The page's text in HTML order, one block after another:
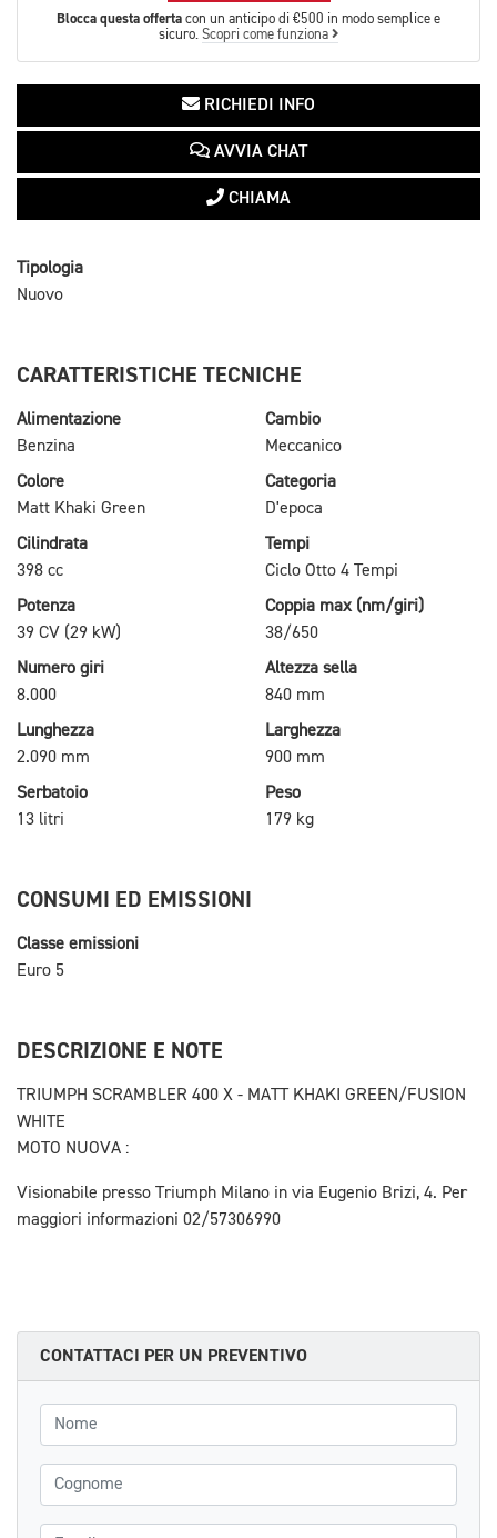
Blocca questa offerta con un anticipo di €500 in modo semplice e
sicuro. Scopri come funziona
RICHIEDI INFO
AVVIA CHAT
CHIAMA
Tipologia
Nuovo
CARATTERISTICHE TECNICHE
Alimentazione
Benzina
Cambio
Meccanico
Colore
Matt Khaki Green
Categoria
D'epoca
Cilindrata
398 cc
Tempi
Ciclo Otto 4 Tempi
Potenza
39 CV (29 kW)
Coppia max (nm/giri)
38/650
Numero giri
8.000
Altezza sella
840 mm
Lunghezza
2.090 mm
Larghezza
900 mm
Serbatoio
13 litri
Peso
179 kg
CONSUMI ED EMISSIONI
Classe emissioni
Euro 5
DESCRIZIONE E NOTE
TRIUMPH SCRAMBLER 400 X - MATT KHAKI GREEN/FUSION
WHITE
MOTO NUOVA :
Visionabile presso Triumph Milano in via Eugenio Brizi, 4. Per
maggiori informazioni 02/57306990
CONTATTACI PER UN PREVENTIVO
Nome
Cognome